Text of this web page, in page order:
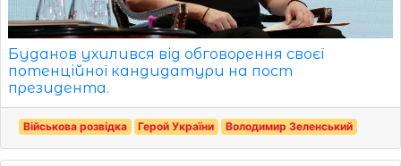
Буданов ухилився від обговорення своєї
потенційної кандидатури на пост
президента.
Військова розвідка Герой України Володимир Зеленський